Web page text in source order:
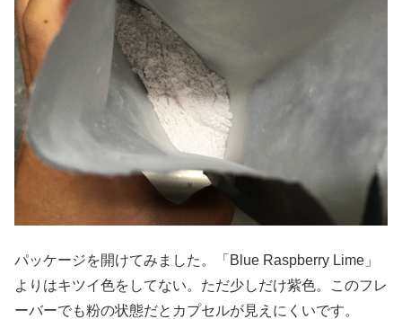
パッケージを開けてみました。「Blue Raspberry Lime」
よりはキツイ色をしてない。ただ少しだけ紫色。このフレ
ーバーでも粉の状態だとカプセルが見えにくいです。